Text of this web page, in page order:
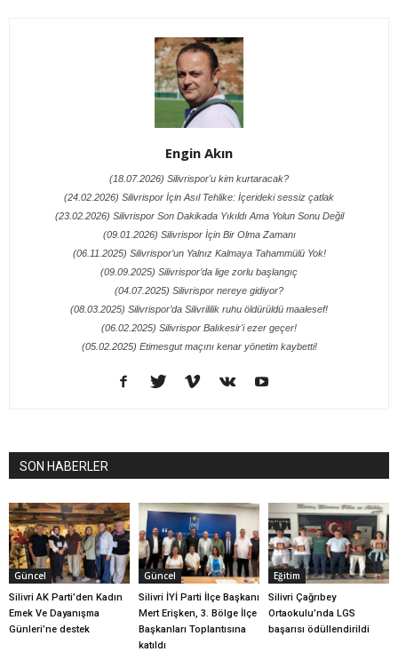
Engin Akın
(18.07.2026) Silivrispor'u kim kurtaracak?
(24.02.2026) Silivrispor İçin Asıl Tehlike: İçerideki sessiz çatlak
(23.02.2026) Silivrispor Son Dakikada Yıkıldı Ama Yolun Sonu Değil
(09.01.2026) Silivrispor İçin Bir Olma Zamanı
(06.11.2025) Silivrispor’un Yalnız Kalmaya Tahammülü Yok!
(09.09.2025) Silivrispor’da lige zorlu başlangıç
(04.07.2025) Silivrispor nereye gidiyor?
(08.03.2025) Silivrispor’da Silivrililik ruhu öldürüldü maalesef!
(06.02.2025) Silivrispor Balıkesir'i ezer geçer!
(05.02.2025) Etimesgut maçını kenar yönetim kaybetti!
SON HABERLER
Güncel
Silivri AK Parti’den Kadın
Emek Ve Dayanışma
Günleri’ne destek
Güncel
Silivri İYİ Parti İlçe Başkanı
Mert Erişken, 3. Bölge İlçe
Başkanları Toplantısına
katıldı
Eğitim
Silivri Çağrıbey
Ortaokulu’nda LGS
başarısı ödüllendirildi